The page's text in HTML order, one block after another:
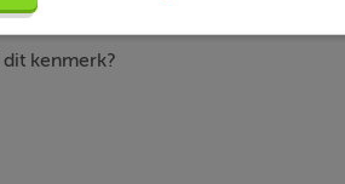
kenmerk?